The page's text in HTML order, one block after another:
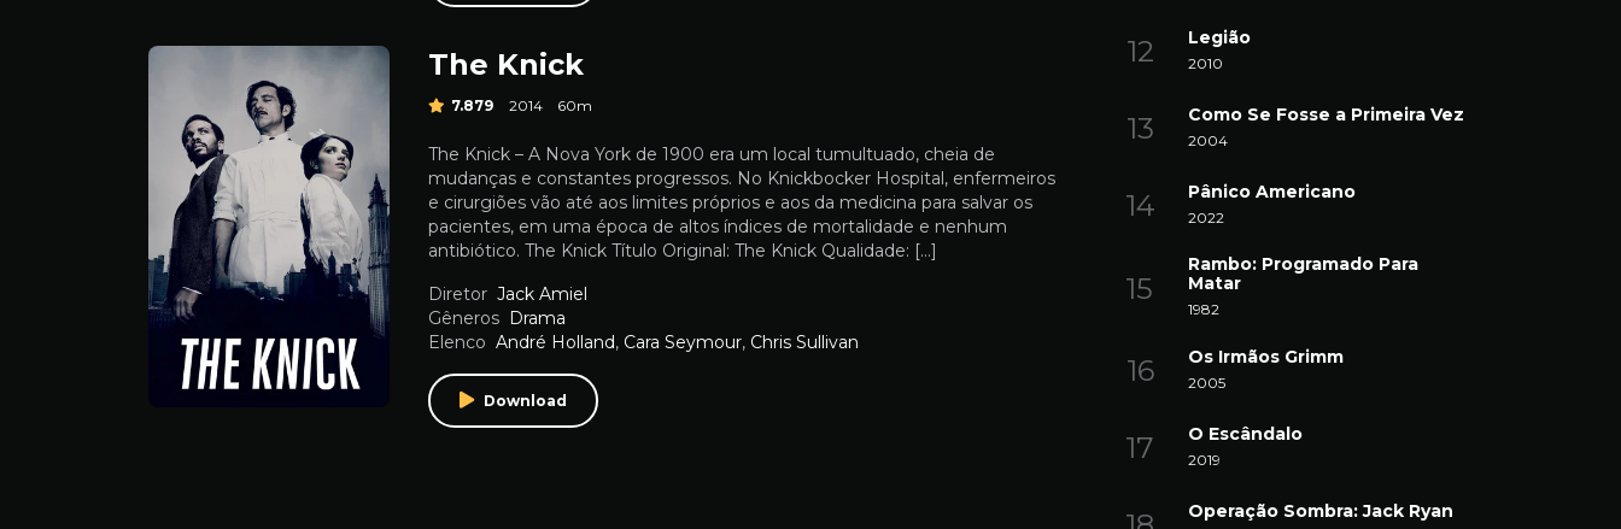
The Knick
7.879 2014 60m
The Knick – A Nova York de 1900 era um local tumultuado, cheia de
mudanças e constantes progressos. No Knickbocker Hospital, enfermeiros
e cirurgiões vão até aos limites próprios e aos da medicina para salvar os
pacientes, em uma época de altos índices de mortalidade e nenhum
antibiótico. The Knick Título Original: The Knick Qualidade: […]
Diretor Jack Amiel
Gêneros
Drama
Elenco André Holland, Cara Seymour, Chris Sullivan
Download
Legião
2010
Como Se Fosse a Primeira Vez
2004
Pânico Americano
2022
Rambo: Programado Para
Matar
1982
Os Irmãos Grimm
2005
O Escândalo
2019
Operação Sombra: Jack Ryan